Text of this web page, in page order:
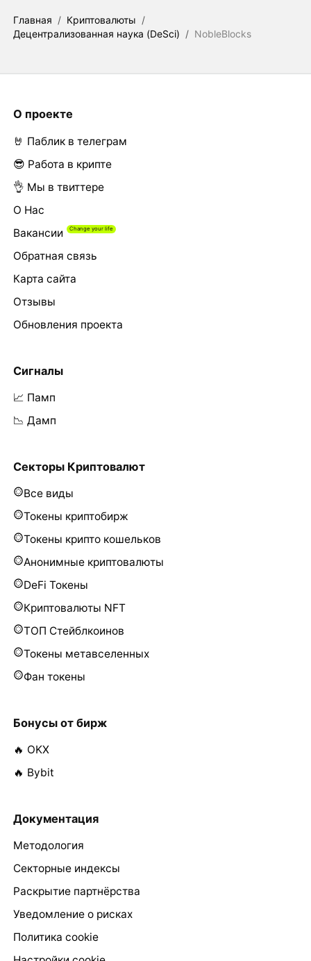
Главная / Криптовалюты /
Децентрализованная наука (DeSci) / NobleBlocks
О проекте
🤘 Паблик в телеграм
😎 Работа в крипте
👌 Мы в твиттере
О Нас
Вакансии
Обратная связь
Карта сайта
Отзывы
Обновления проекта
Сигналы
📈 Памп
📉 Дамп
Секторы Криптовалют
Все виды
Токены криптобирж
Токены крипто кошельков
Анонимные криптовалюты
DeFi Токены
Криптовалюты NFT
ТОП Стейблкоинов
Токены метавселенных
Фан токены
Бонусы от бирж
🔥 OKX
🔥 Bybit
Документация
Методология
Секторные индексы
Раскрытие партнёрства
Уведомление о рисках
Политика cookie